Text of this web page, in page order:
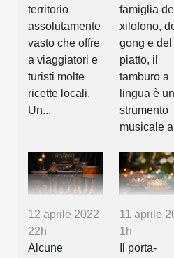
territorio
assolutamente
vasto che offre
a viaggiatori e
turisti molte
ricette locali.
Un...
famiglia
xilofono,
gong e del
piatto, il
tamburo a
lingua è
strumento
musicale
12 aprile 2022
22h
Alcune
11 aprile
1h
Il porta-